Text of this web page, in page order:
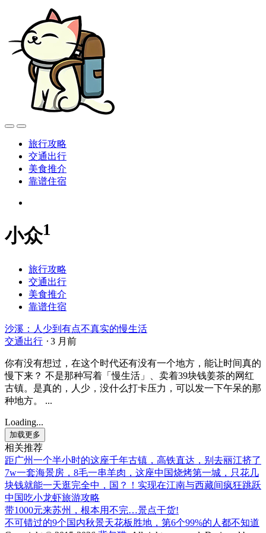
旅行攻略
交通出行
美食推介
靠谱住宿
小众1
旅行攻略
交通出行
美食推介
靠谱住宿
沙溪：人少到有点不真实的慢生活
交通出行 ⋅ 3 月前
你有没有想过，在这个时代还有没有一个地方，能让时间真的
慢下来？ 不是那种写着「慢生活」、卖着39块钱姜茶的网红
古镇。是真的，人少，没什么打卡压力，可以发一下午呆的那
种地方。 ...
Loading...
加载更多
相关推荐
距广州一个半小时的这座千年古镇，高铁直达，别去丽江挤了
7w一套海景房，8毛一串羊肉，这座中国烧烤第一城，只花几
块钱就能一天逛完全中，国？！实现在江南与西藏间疯狂跳跃
中国吃小龙虾旅游攻略
带1000元来苏州，根本用不完…景点干货!
不可错过的9个国内秋景天花板胜地，第6个99%的人都不知道